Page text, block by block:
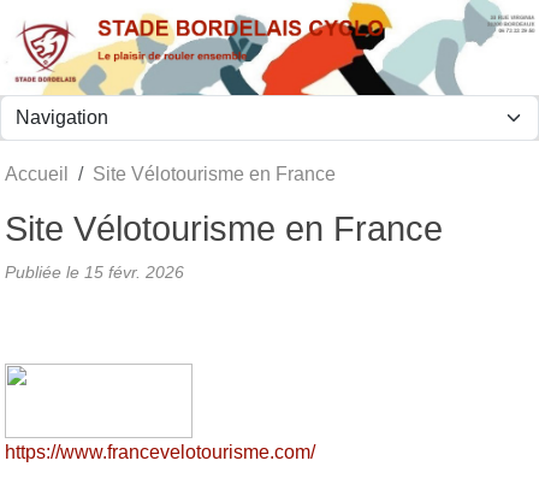
Accueil Site Vélotourisme en France
Site Vélotourisme en France
Publiée le 15 févr. 2026
https://www.francevelotourisme.com/
Panneau de gestion des cookies